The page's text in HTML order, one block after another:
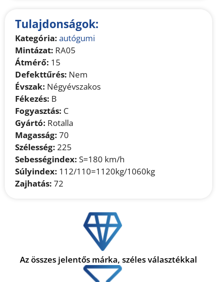
Tulajdonságok:
Kategória: autógumi
Mintázat: RA05
Átmérő: 15
Defekttűrés: Nem
Évszak: Négyévszakos
Fékezés: B
Fogyasztás: C
Gyártó: Rotalla
Magasság: 70
Szélesség: 225
Sebességindex: S=180 km/h
Súlyindex: 112/110=1120kg/1060kg
Zajhatás: 72
Az összes jelentős márka, széles választékkal